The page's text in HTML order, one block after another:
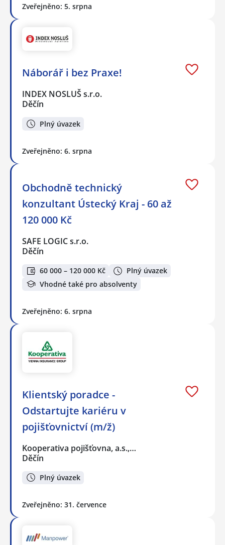
Zveřejněno: 5. srpna
Náborář i bez Praxe!
INDEX NOSLUŠ s.r.o.
Děčín
Plný úvazek
Zveřejněno: 6. srpna
Obchodně technický
konzultant Ústecký Kraj - 60 až
120 000 Kč
SAFE LOGIC s.r.o.
Děčín
60 000 – 120 000 Kč
Plný úvazek
Vhodné také pro absolventy
Zveřejněno: 6. srpna
Klientský poradce -
Odstartujte kariéru v
pojišťovnictví (m/ž)
Kooperativa pojišťovna, a.s.,…
Děčín
Plný úvazek
Zveřejněno: 31. července